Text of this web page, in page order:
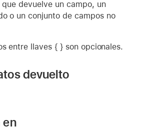
que devuelve un campo, un
o un conjunto de campos no
entre llaves { } son opcionales.
devuelto
en